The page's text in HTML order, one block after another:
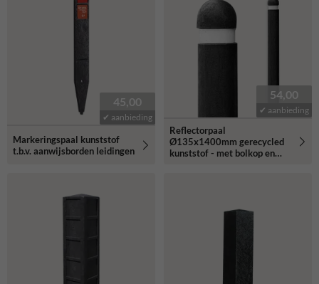
45,00
✔ aanbieding
Markeringspaal kunststof
t.b.v. aanwijsborden leidingen
54,00
✔ aanbieding
Reflectorpaal
Ø135x1400mm gerecycled
kunststof - met bolkop en